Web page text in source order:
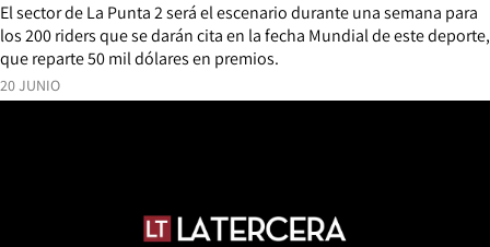
20 JUNIO
El sector de La Punta 2 será el escenario durante una semana para
los 200 riders que se darán cita en la fecha Mundial de este deporte,
que reparte 50 mil dólares en premios.